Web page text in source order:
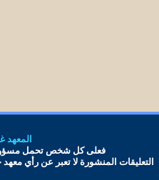
المعهد
فعلى كل شخص تحمل مسؤ
التعليقات المنشورة لا تعبر عن رأي معهد